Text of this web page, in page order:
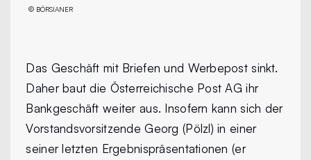
© BÖRSIANER
Das Geschäft mit Briefen und Werbepost sinkt.
Daher baut die Österreichische Post AG ihr
Bankgeschäft weiter aus. Insofern kann sich der
Vorstandsvorsitzende Georg (Pölzl) in einer
seiner letzten Ergebnispräsentationen (er